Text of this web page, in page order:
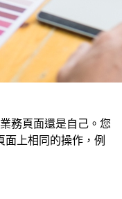
務頁面還是自己。您
上相同的操作，例